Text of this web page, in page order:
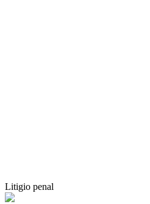
Litigio penal